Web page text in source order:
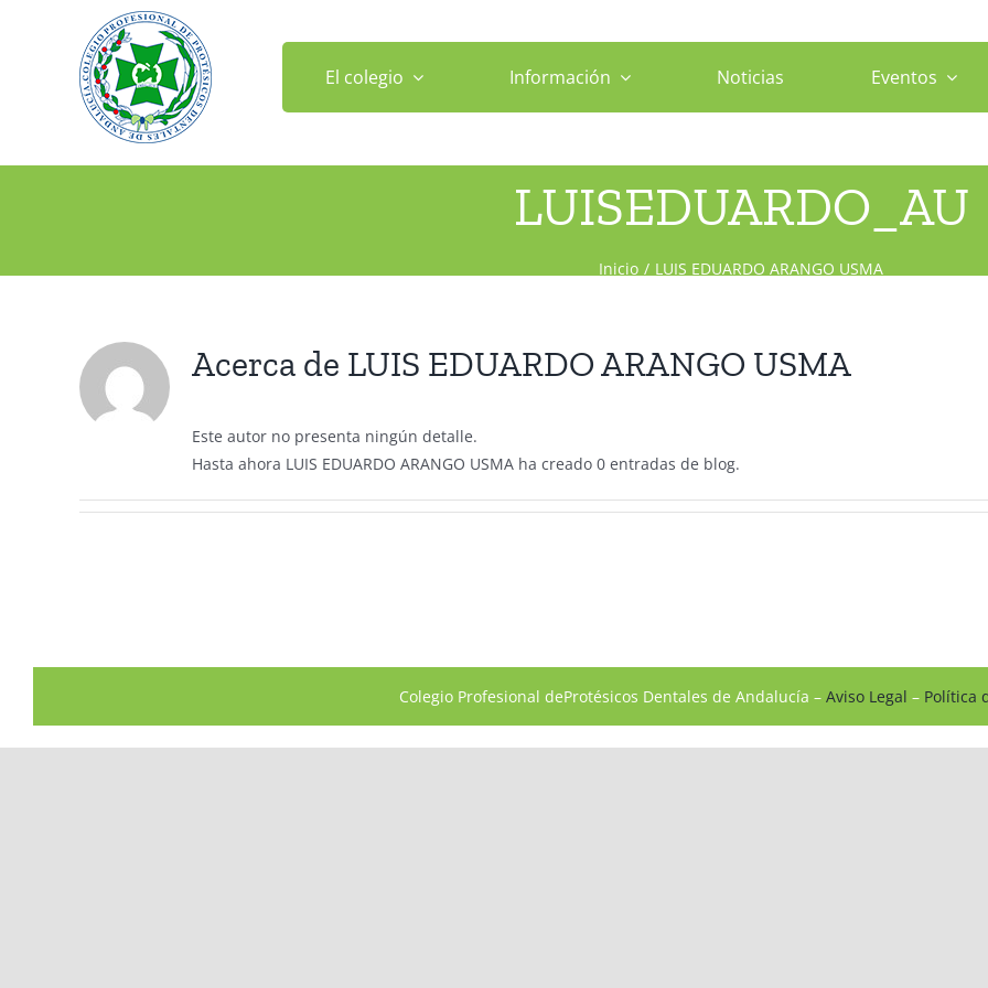
El colegio Información Noticias Eventos
LUISEDUARDO_AU
Inicio LUIS EDUARDO ARANGO USMA
Acerca de LUIS EDUARDO ARANGO USMA
Este autor no presenta ningún detalle.
Hasta ahora LUIS EDUARDO ARANGO USMA ha creado 0 entradas de blog.
Colegio Profesional deProtésicos Dentales de Andalucía – Aviso Legal – Política